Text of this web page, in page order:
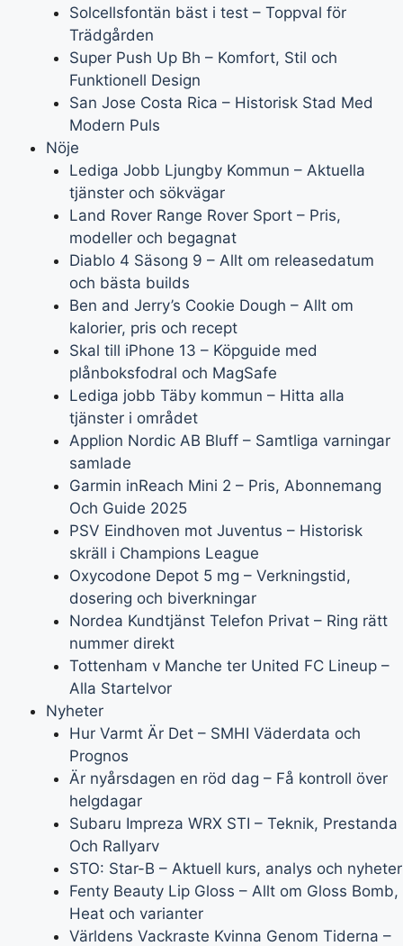
Solcellsfontän bäst i test – Toppval för
Trädgården
Super Push Up Bh – Komfort, Stil och
Funktionell Design
San Jose Costa Rica – Historisk Stad Med
Modern Puls
Nöje
Lediga Jobb Ljungby Kommun – Aktuella
tjänster och sökvägar
Land Rover Range Rover Sport – Pris,
modeller och begagnat
Diablo 4 Säsong 9 – Allt om releasedatum
och bästa builds
Ben and Jerry’s Cookie Dough – Allt om
kalorier, pris och recept
Skal till iPhone 13 – Köpguide med
plånboksfodral och MagSafe
Lediga jobb Täby kommun – Hitta alla
tjänster i området
Applion Nordic AB Bluff – Samtliga varningar
samlade
Garmin inReach Mini 2 – Pris, Abonnemang
Och Guide 2025
PSV Eindhoven mot Juventus – Historisk
skräll i Champions League
Oxycodone Depot 5 mg – Verkningstid,
dosering och biverkningar
Nordea Kundtjänst Telefon Privat – Ring rätt
nummer direkt
Tottenham v Manche ter United FC Lineup –
Alla Startelvor
Nyheter
Hur Varmt Är Det – SMHI Väderdata och
Prognos
Är nyårsdagen en röd dag – Få kontroll över
helgdagar
Subaru Impreza WRX STI – Teknik, Prestanda
Och Rallyarv
STO: Star-B – Aktuell kurs, analys och nyheter
Fenty Beauty Lip Gloss – Allt om Gloss Bomb,
Heat och varianter
Världens Vackraste Kvinna Genom Tiderna –